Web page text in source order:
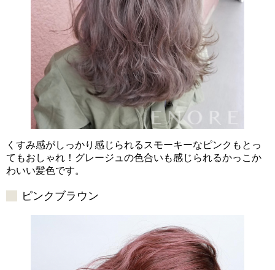
くすみ感がしっかり感じられるスモーキーなピンクもとっ
てもおしゃれ！グレージュの色合いも感じられるかっこか
わいい髪色です。
ピンクブラウン